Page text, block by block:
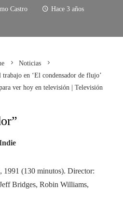
Castro Hace 3 años
Noticias
en ‘El condensador de flujo’
ver hoy en televisión | Televisión
1991 (130 minutos). Director:
Bridges, Robin Williams,